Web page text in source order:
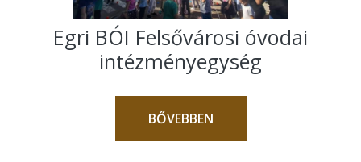
Egri BÓI Felsővárosi óvodai
intézményegység
BŐVEBBEN